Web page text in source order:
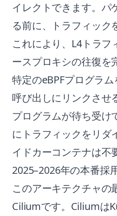
イレクトできます。パ
る前に、トラフィック
これにより、L4トラ
ースプロキシの往復を
特定のeBPFプログラ
呼び出しにリンクさせ
プログラムが待ち受け
にトラフィックをリダ
イドカーコンテナは不
2025–2026年の本番採
このアーキテクチャの
Ciliumです。Ciliumは